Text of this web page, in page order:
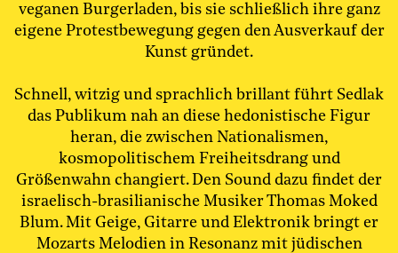
veganen Burgerladen, bis sie schließlich ihre ganz
eigene Protestbewegung gegen den Ausverkauf der
Kunst gründet.
Schnell, witzig und sprachlich brillant führt Sedlak
das Publikum nah an diese hedonistische Figur
heran, die zwischen Nationalismen,
kosmopolitischem Freiheitsdrang und
Größenwahn changiert. Den Sound dazu findet der
israelisch-brasilianische Musiker Thomas Moked
Blum. Mit Geige, Gitarre und Elektronik bringt er
Mozarts Melodien in Resonanz mit jüdischen